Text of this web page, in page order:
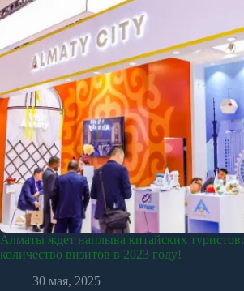
Алматы ждет наплыва китайских
количество визитов в 2023 году!
30 мая, 2025